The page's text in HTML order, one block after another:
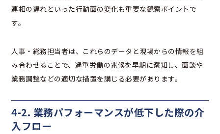
連相の遅れといった行動面の変化も重要な観察ポイントで
す。
人事・総務担当者は、これらのデータと現場からの情報を組
み合わせることで、過重労働の兆候を早期に察知し、面談や
業務調整などの適切な措置を講じる必要があります。
4-2. 業務パフォーマンスが低下した際の介
入フロー